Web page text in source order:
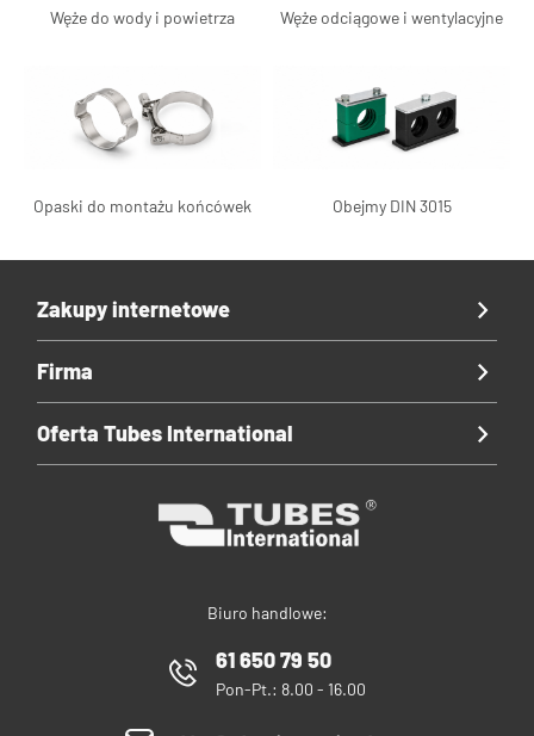
Węże do wody i powietrza Węże odciągowe i wentylacyjne
Opaski do montażu końcówek Obejmy DIN 3015
Biuro handlowe:
61 650 79 50
Pon-Pt.: 8.00 - 16.00
Zakupy internetowe
Firma
Oferta Tubes International